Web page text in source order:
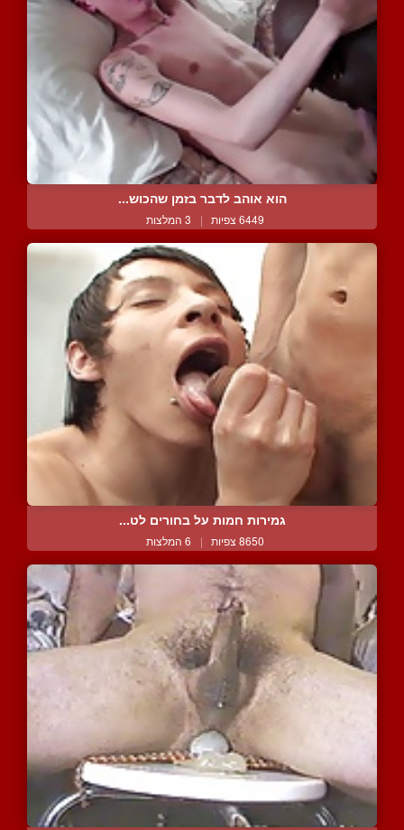
הוא אוהב לדבר בזמן שהכוש...
6449 צפיות | 3 המלצות
גמירות חמות על בחורים לט...
8650 צפיות | 6 המלצות